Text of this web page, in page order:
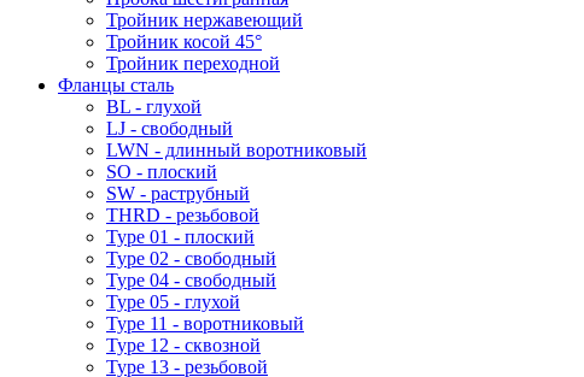
Тройник нержавеющий
Тройник косой 45°
Тройник переходной
Фланцы сталь
BL - глухой
LJ - свободный
LWN - длинный воротниковый
SO - плоский
SW - раструбный
THRD - резьбовой
Type 01 - плоский
Type 02 - свободный
Type 04 - свободный
Type 05 - глухой
Type 11 - воротниковый
Type 12 - сквозной
Type 13 - резьбовой